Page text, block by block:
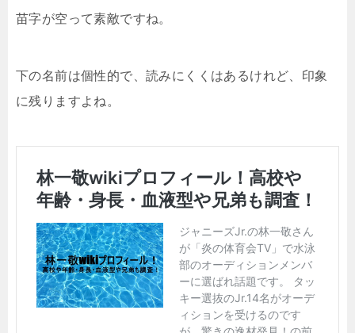
苗字が空って素敵ですね。
下の名前は個性的で、読みにくくはあるけれど、印象
に残りますよね。